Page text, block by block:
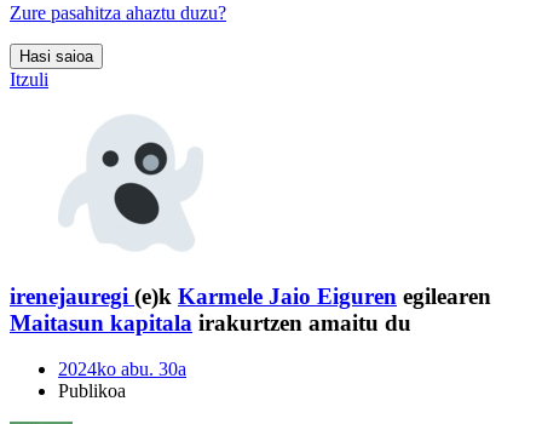
Zure pasahitza ahaztu duzu?
Hasi saioa
Itzuli
irenejauregi (e)k Karmele Jaio Eiguren egilearen
Maitasun kapitala irakurtzen amaitu du
2024ko abu. 30a
Publikoa